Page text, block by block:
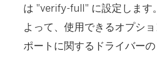
は "verify-full" に設定します
よって、使用できるオプシ
ポートに関するドライバー